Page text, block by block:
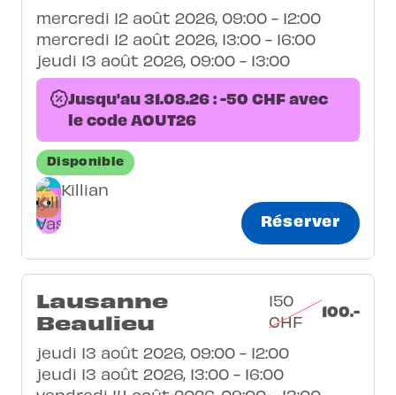
mercredi 12 août 2026, 09:00 - 12:00
mercredi 12 août 2026, 13:00 - 16:00
jeudi 13 août 2026, 09:00 - 13:00
Jusqu'au 31.08.26 : -50 CHF avec
le code AOUT26
Disponible
Killian
Réserver
Lausanne
Beaulieu
150
CHF
100.-
jeudi 13 août 2026, 09:00 - 12:00
jeudi 13 août 2026, 13:00 - 16:00